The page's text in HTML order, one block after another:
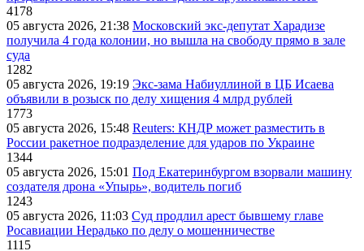
4178
05 августа 2026, 21:38 Московский экс-депутат Харадизе
получила 4 года колонии, но вышла на свободу прямо в зале
суда
1282
05 августа 2026, 19:19 Экс-зама Набиуллиной в ЦБ Исаева
объявили в розыск по делу хищения 4 млрд рублей
1773
05 августа 2026, 15:48 Reuters: КНДР может разместить в
России ракетное подразделение для ударов по Украине
1344
05 августа 2026, 15:01 Под Екатеринбургом взорвали машину
создателя дрона «Упырь», водитель погиб
1243
05 августа 2026, 11:03 Суд продлил арест бывшему главе
Росавиации Нерадько по делу о мошенничестве
1115